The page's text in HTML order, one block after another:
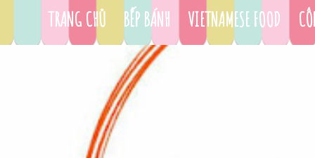
TRANG CHỦ BẾP BÁNH VIETNAMESE FOOD